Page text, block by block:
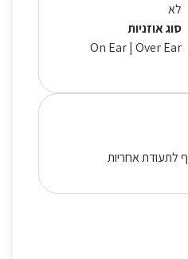
לא
סוג אוזניות
On Ear | Over Ear
לתעודת אחריות